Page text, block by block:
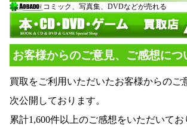
コミック、写真集、DVDなどが売れる
お客様からのご意見、ご感想につ
買取をご利用いただいたお客様からのご
次公開しております。
累計1,600件以上のご感想をいただいて